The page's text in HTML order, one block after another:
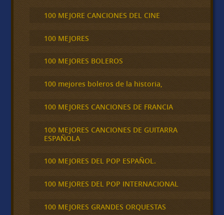
100 MEJORE CANCIONES DEL CINE
100 MEJORES
100 MEJORES BOLEROS
100 mejores boleros de la historia,
100 MEJORES CANCIONES DE FRANCIA
100 MEJORES CANCIONES DE GUITARRA
ESPAÑOLA
100 MEJORES DEL POP ESPAÑOL.
100 MEJORES DEL POP INTERNACIONAL
100 MEJORES GRANDES ORQUESTAS